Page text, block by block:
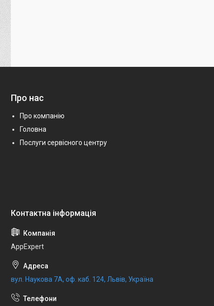
Про нас
Про компанію
Головна
Послуги сервісного центру
AppExpert
вул. Наукова 7А, оф. каб. 124, Львів, Україна